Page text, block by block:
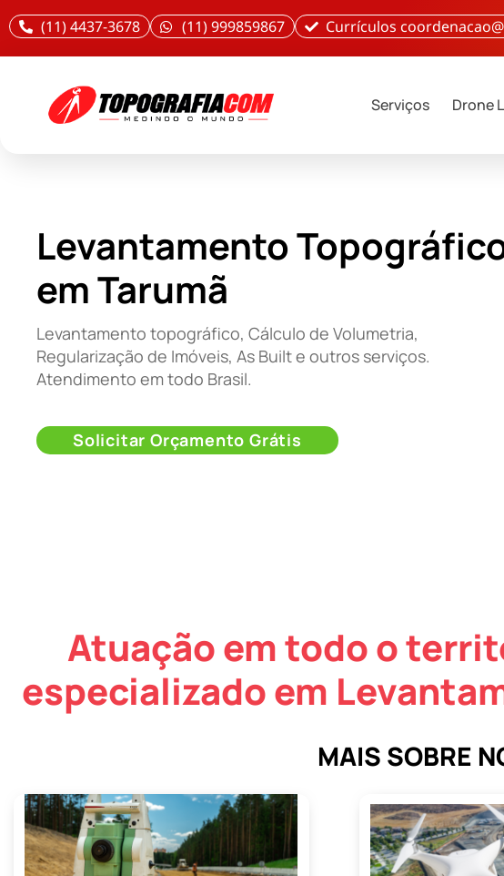
(11) 4437-3678 (11) 999859867 Currículos
Serviços Drone
Levantamento
em Tarumã
Levantamento topográfico, Cálculo de Volumetria,
Regularização de Imóveis, As Built e outros serviços.
Atendimento em todo Brasil.
Solicitar Orçamento Grátis
Atuação em todo o
especializado em
MAIS SOBRE